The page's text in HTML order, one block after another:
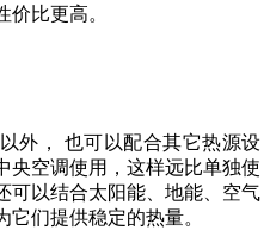
比更高。
外， 也可以配合其它热源设
央空调使用，这样远比单独使
可以结合太阳能、地能、空气
们提供稳定的热量。